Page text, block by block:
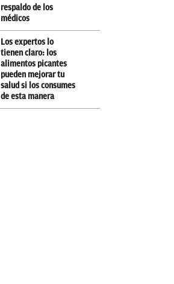
respaldo de los
médicos
Los expertos lo
tienen claro: los
alimentos picantes
pueden mejorar tu
salud si los consumes
de esta manera